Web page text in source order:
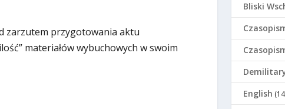
zarzutem przygotowania aktu
materiałów wybuchowych w swoim
Bliski
English